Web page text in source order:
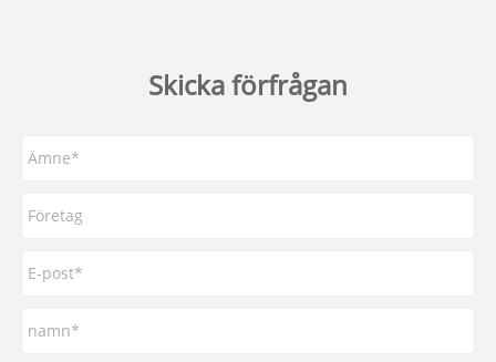
Skicka förfrågan